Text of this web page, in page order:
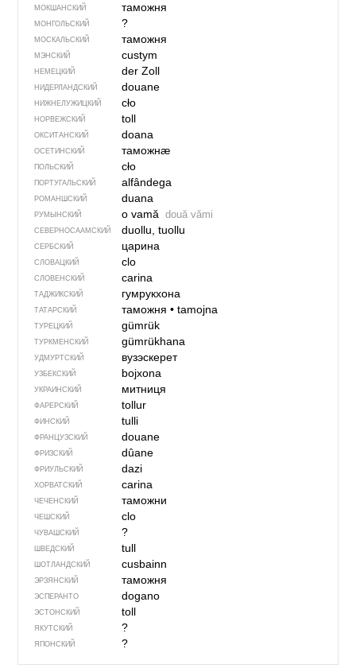
МОКШАНСКИЙ таможня
МОНГОЛЬСКИЙ ?
МОСКАЛЬСКИЙ таможня
МЭНСКИЙ custym
НЕМЕЦКИЙ der Zoll
НИДЕРЛАНДСКИЙ douane
НИЖНЕЛУЖИЦКИЙ cło
НОРВЕЖСКИЙ toll
ОКСИТАНСКИЙ doana
ОСЕТИНСКИЙ таможнӕ
ПОЛЬСКИЙ cło
ПОРТУГАЛЬСКИЙ alfândega
РОМАНШСКИЙ duana
РУМЫНСКИЙ o vamă două vămi
СЕВЕР­НО­СА­АМ­СКИЙ duollu, tuollu
СЕРБСКИЙ царина
СЛОВАЦКИЙ clo
СЛОВЕНСКИЙ carina
ТАДЖИКСКИЙ гумрукхона
ТАТАРСКИЙ таможня• tamojna
ТУРЕЦКИЙ gümrük
ТУРКМЕНСКИЙ gümrükhana
УДМУРТСКИЙ вузэскерет
УЗБЕКСКИЙ bojxona
УКРАИНСКИЙ митниця
ФАРЕРСКИЙ tollur
ФИНСКИЙ tulli
ФРАНЦУЗСКИЙ douane
ФРИЗСКИЙ dûane
ФРИУЛЬСКИЙ dazi
ХОРВАТСКИЙ carina
ЧЕЧЕНСКИЙ таможни
ЧЕШСКИЙ clo
ЧУВАШСКИЙ ?
ШВЕДСКИЙ tull
ШОТЛАНДСКИЙ cusbainn
ЭРЗЯНСКИЙ таможня
ЭСПЕРАНТО dogano
ЭСТОНСКИЙ toll
ЯКУТСКИЙ ?
ЯПОНСКИЙ ?